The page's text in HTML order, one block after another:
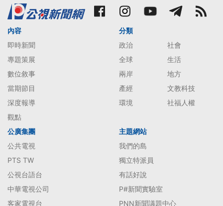
內容
即時新聞
專題策展
數位敘事
當期節目
深度報導
觀點
分類
政治
社會
全球
生活
兩岸
地方
產經
文教科技
環境
社福人權
公廣集團
公共電視
PTS TW
公視台語台
中華電視公司
客家電視台
主題網站
我們的島
獨立特派員
有話好說
P#新聞實驗室
PNN新聞議題中心